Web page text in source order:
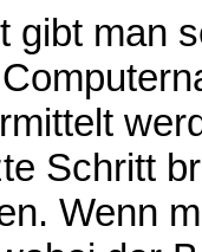
man
Schritt
Wenn